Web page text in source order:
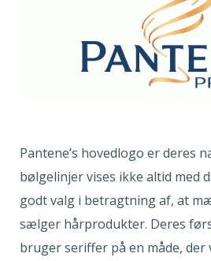
Pantene’s hovedlogo er deres
bølgelinjer vises ikke altid med
godt valg i betragtning af, at
sælger hårprodukter. Deres
bruger seriffer på en måde, der